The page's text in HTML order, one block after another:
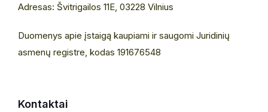
Adresas: Švitrigailos 11E, 03228 Vilnius
Duomenys apie įstaigą kaupiami ir saugomi Juridinių
asmenų registre, kodas 191676548
Kontaktai